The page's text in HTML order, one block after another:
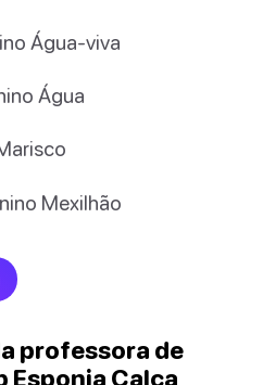
Água-viva
Água
Mexilhão
professora de
Esponja Calça